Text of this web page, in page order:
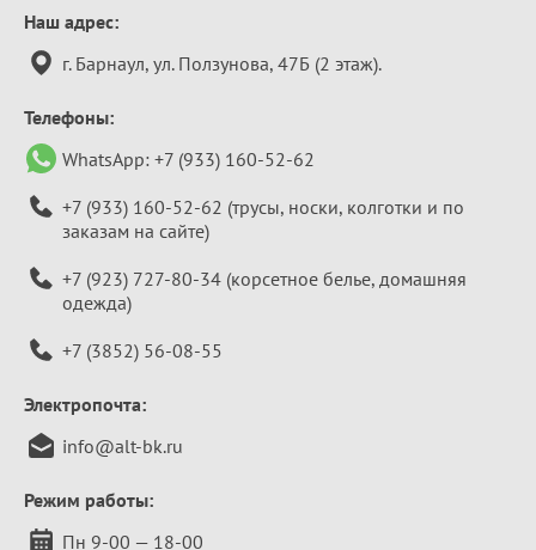
Контактная
информация
Наш адрес:
г. Барнаул, ул. Ползунова, 47Б (2 этаж).
Телефоны:
WhatsApp: +7 (933) 160-52-62
+7 (933) 160-52-62 (трусы, носки, колготки и по
заказам на сайте)
+7 (923) 727-80-34 (корсетное белье, домашняя
одежда)
+7 (3852) 56-08-55
Электропочта:
info@alt-bk.ru
Режим работы:
Пн 9-00 — 18-00